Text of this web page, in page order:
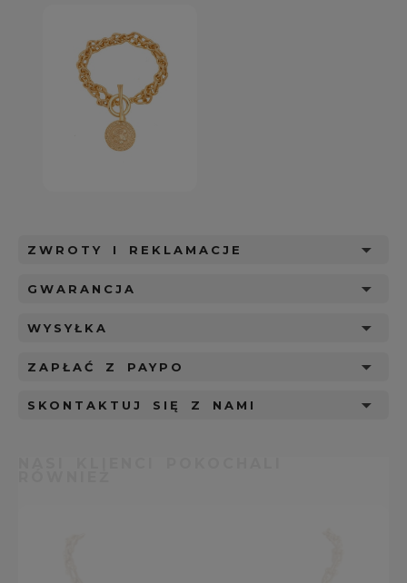
ZWROTY I REKLAMACJE
GWARANCJA
WYSYŁKA
ZAPŁAĆ Z PAYPO
SKONTAKTUJ SIĘ Z NAMI